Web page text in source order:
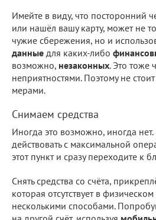
Имейте в виду, что посторонний
или нашёл вашу карту, может не
чужие сбережения, но и
данные для каких-либо
возможно, незаконных. Это тоже
неприятностями. Поэтому не
мерами.
Снимаем средства
Иногда это возможно, иногда
действовать с максимальной
этот пункт и сразу переходите к
Снять средства со счёта,
которая отсутствует в
несколькими способами.